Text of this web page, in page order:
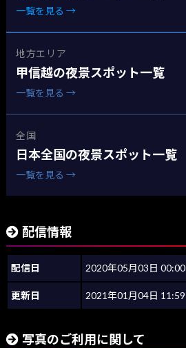
一覧を見る →
地方エリア
甲信越の夜景スポット一覧
一覧を見る →
全国
日本全国の夜景スポット一覧
一覧を見る →
配信情報
配信日 2020年05月03日 00:00
更新日 2021年01月04日 11:59
写真のご利用に関して